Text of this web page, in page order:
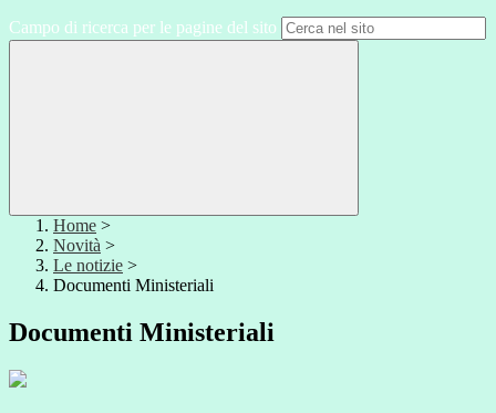
Campo di ricerca per le pagine del sito
Home >
Novità >
Le notizie >
Documenti Ministeriali
Documenti Ministeriali